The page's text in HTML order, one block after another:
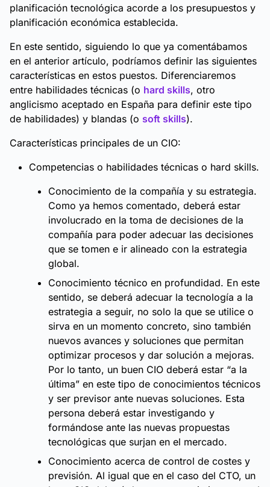
planificación tecnológica acorde a los presupuestos y
planificación económica establecida.
En este sentido, siguiendo lo que ya comentábamos
en el anterior artículo, podríamos definir las siguientes
características en estos puestos. Diferenciaremos
entre habilidades técnicas (o hard skills, otro
anglicismo aceptado en España para definir este tipo
de habilidades) y blandas (o soft skills).
Características principales de un CIO:
Competencias o habilidades técnicas o hard skills.
Conocimiento de la compañía y su estrategia.
Como ya hemos comentado, deberá estar
involucrado en la toma de decisiones de la
compañía para poder adecuar las decisiones
que se tomen e ir alineado con la estrategia
global.
Conocimiento técnico en profundidad. En este
sentido, se deberá adecuar la tecnología a la
estrategia a seguir, no solo la que se utilice o
sirva en un momento concreto, sino también
nuevos avances y soluciones que permitan
optimizar procesos y dar solución a mejoras.
Por lo tanto, un buen CIO deberá estar “a la
última” en este tipo de conocimientos técnicos
y ser previsor ante nuevas soluciones. Esta
persona deberá estar investigando y
formándose ante las nuevas propuestas
tecnológicas que surjan en el mercado.
Conocimiento acerca de control de costes y
previsión. Al igual que en el caso del CTO, un